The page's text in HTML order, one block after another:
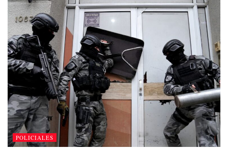
POLICIALES